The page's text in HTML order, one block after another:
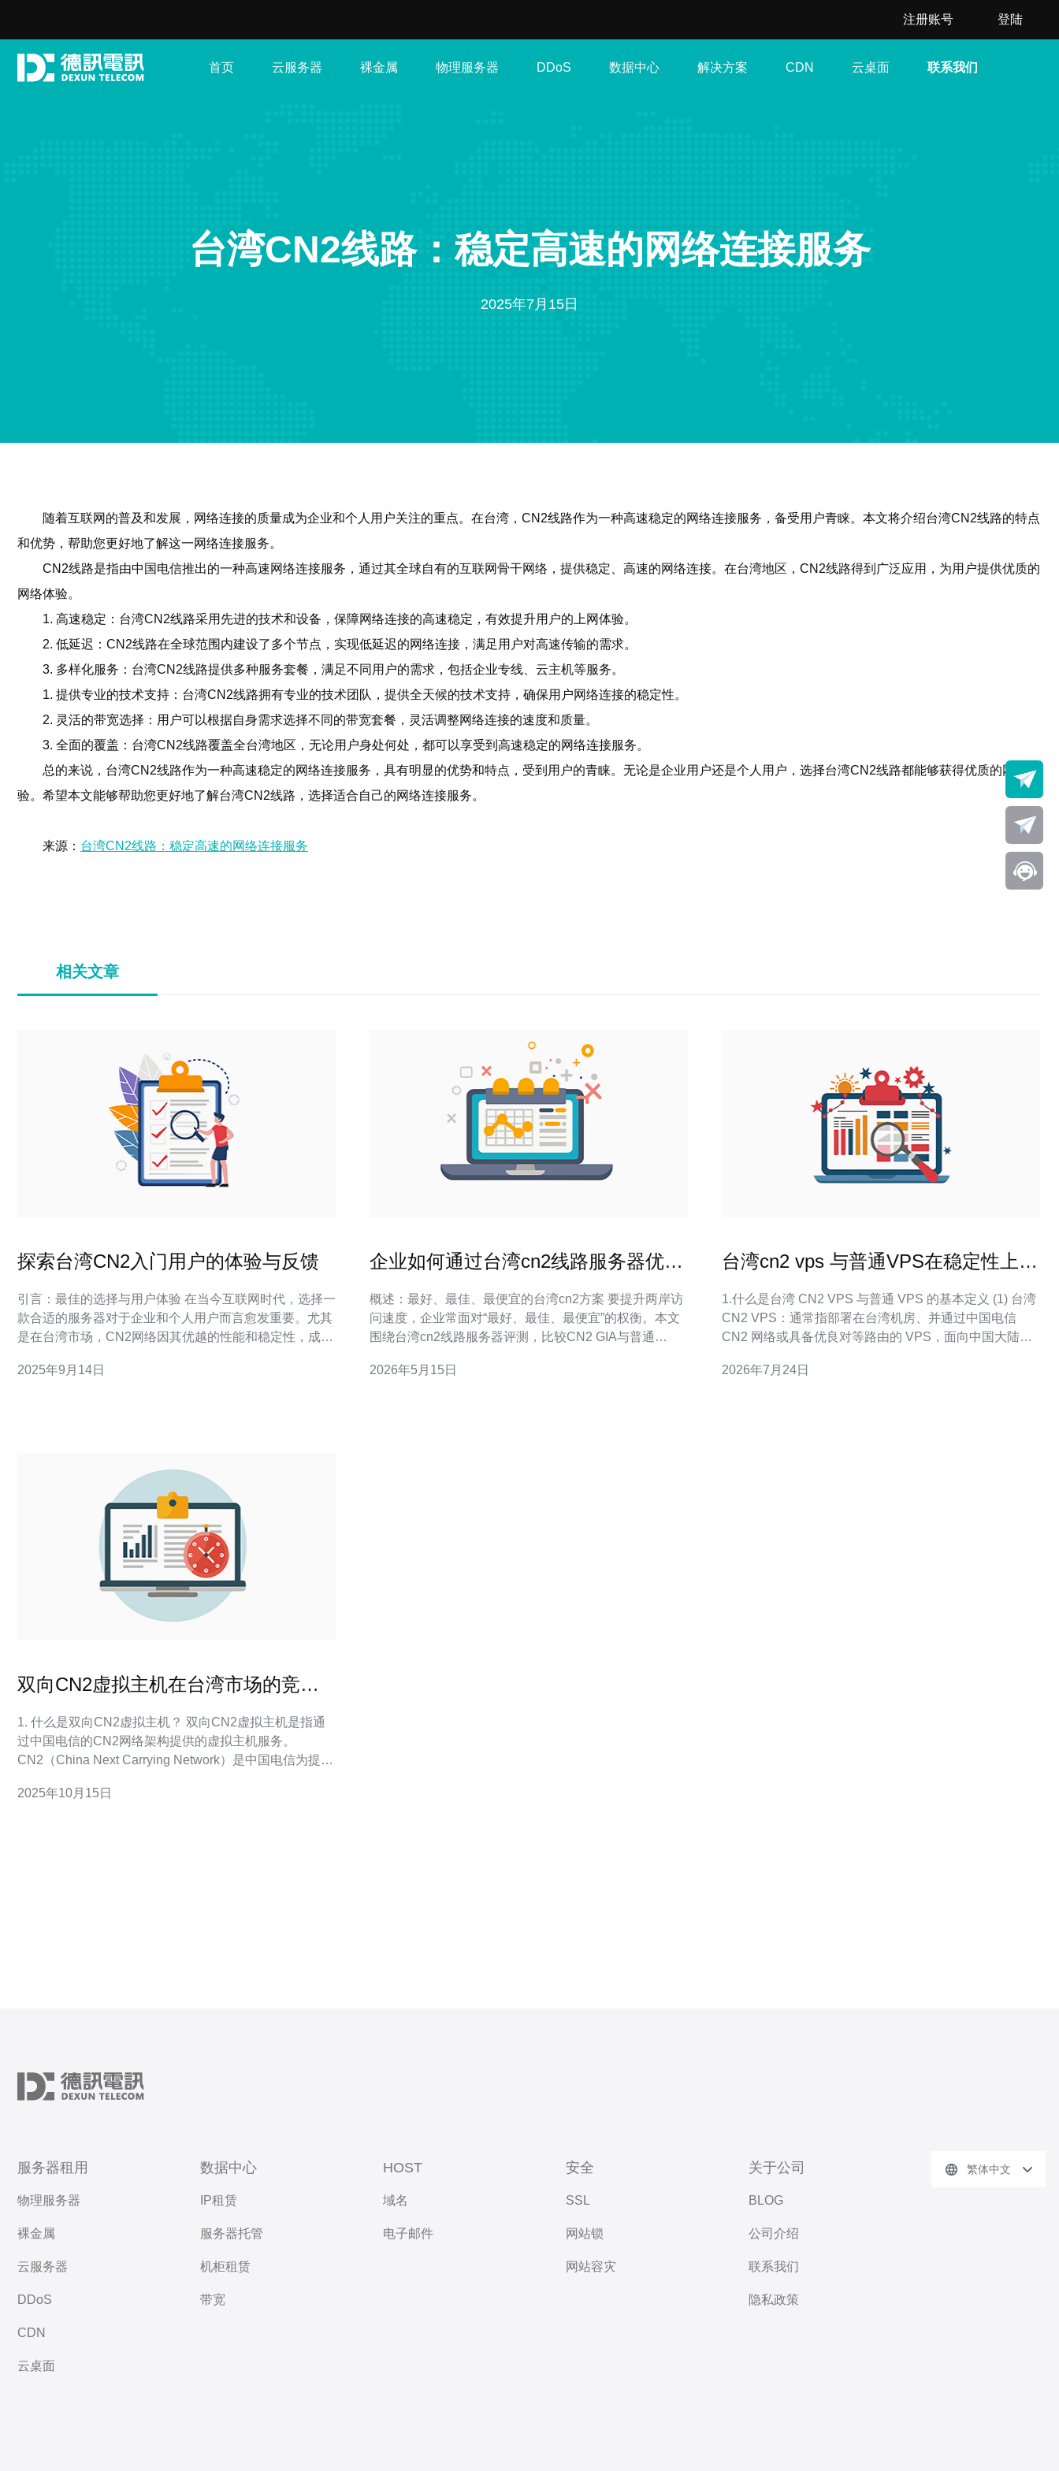
注册账号 登陆
首页 云服务器 裸金属 物理服务器 DDoS 数据中心 解决方案 CDN 云桌面 联系我们
台湾CN2线路：稳定高速的网络连接服务
2025年7月15日
随着互联网的普及和发展，网络连接的质量成为企业和个人用户关注的重点。在台湾，CN2线路作为一种高速稳定的网络连接服务，备受用户青睐。本文将介绍台湾CN2线路的特点
和优势，帮助您更好地了解这一网络连接服务。
CN2线路是指由中国电信推出的一种高速网络连接服务，通过其全球自有的互联网骨干网络，提供稳定、高速的网络连接。在台湾地区，CN2线路得到广泛应用，为用户提供优质的
网络体验。
1. 高速稳定：台湾CN2线路采用先进的技术和设备，保障网络连接的高速稳定，有效提升用户的上网体验。
2. 低延迟：CN2线路在全球范围内建设了多个节点，实现低延迟的网络连接，满足用户对高速传输的需求。
3. 多样化服务：台湾CN2线路提供多种服务套餐，满足不同用户的需求，包括企业专线、云主机等服务。
1. 提供专业的技术支持：台湾CN2线路拥有专业的技术团队，提供全天候的技术支持，确保用户网络连接的稳定性。
2. 灵活的带宽选择：用户可以根据自身需求选择不同的带宽套餐，灵活调整网络连接的速度和质量。
3. 全面的覆盖：台湾CN2线路覆盖全台湾地区，无论用户身处何处，都可以享受到高速稳定的网络连接服务。
总的来说，台湾CN2线路作为一种高速稳定的网络连接服务，具有明显的优势和特点，受到用户的青睐。无论是企业用户还是个人用户，选择台湾CN2线路都能够获得优质的网络体
验。希望本文能够帮助您更好地了解台湾CN2线路，选择适合自己的网络连接服务。
来源： 台湾CN2线路：稳定高速的网络连接服务
相关文章
探索台湾CN2入门用户的体验与反馈
引言：最佳的选择与用户体验 在当今互联网时代，选择一
款合适的服务器对于企业和个人用户而言愈发重要。尤其
是在台湾市场，CN2网络因其优越的性能和稳定性，成为
的体验与反馈，帮助用户找到最佳、最便宜的网络服务解
2025年9月14日
企业如何通过台湾cn2线路服务器优化
概述：最好、最佳、最便宜的台湾cn2方案 要提升两岸访
问速度，企业常面对“最好、最佳、最便宜”的权衡。本文
围绕台湾cn2线路服务器评测，比较CN2 GIA与普通
体验的实用建议，帮助您在成本可控情况下实现两岸业务
2026年5月15日
台湾cn2 vps 与普通VPS在稳定性上有
1.什么是台湾 CN2 VPS 与普通 VPS 的基本定义 (1) 台湾
CN2 VPS：通常指部署在台湾机房、并通过中国电信
CN2 网络或具备优良对等路由的 VPS，面向中国大陆与
优化 VPS，可能使用通用互联网骨干或多供应商混合链
2026年7月24日
双向CN2虚拟主机在台湾市场的竞争
1. 什么是双向CN2虚拟主机？ 双向CN2虚拟主机是指通
过中国电信的CN2网络架构提供的虚拟主机服务。
CN2（China Next Carrying Network）是中国电信为提升
性和优质的国际带宽。双向CN2虚拟主机不仅支持国内用
2025年10月15日
服务器租用
物理服务器
裸金属
云服务器
DDoS
CDN
云桌面
数据中心
IP租赁
服务器托管
机柜租赁
带宽
HOST
域名
电子邮件
安全
SSL
网站锁
网站容灾
关于公司
BLOG
公司介绍
联系我们
隐私政策
繁体中文